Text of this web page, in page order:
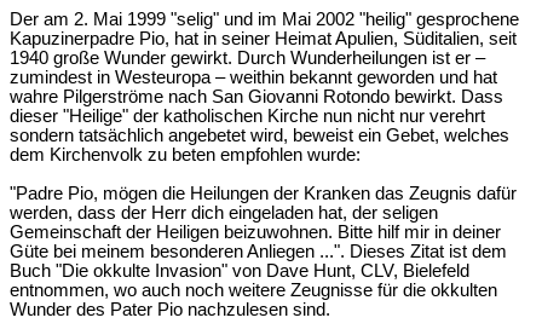
Der am 2. Mai 1999 "selig" und im Mai 2002 "heilig" gesprochene
Kapuzinerpadre Pio, hat in seiner Heimat Apulien, Süditalien, seit
1940 große Wunder gewirkt. Durch Wunderheilungen ist er –
zumindest in Westeuropa – weithin bekannt geworden und hat
wahre Pilgerströme nach San Giovanni Rotondo bewirkt. Dass
dieser "Heilige" der katholischen Kirche nun nicht nur verehrt
sondern tatsächlich angebetet wird, beweist ein Gebet, welches
dem Kirchenvolk zu beten empfohlen wurde:
"Padre Pio, mögen die Heilungen der Kranken das Zeugnis dafür
werden, dass der Herr dich eingeladen hat, der seligen
Gemeinschaft der Heiligen beizuwohnen. Bitte hilf mir in deiner
Güte bei meinem besonderen Anliegen ...". Dieses Zitat ist dem
Buch "Die okkulte Invasion" von Dave Hunt, CLV, Bielefeld
entnommen, wo auch noch weitere Zeugnisse für die okkulten
Wunder des Pater Pio nachzulesen sind.